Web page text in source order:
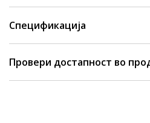
Спецификација
Провери достапност во